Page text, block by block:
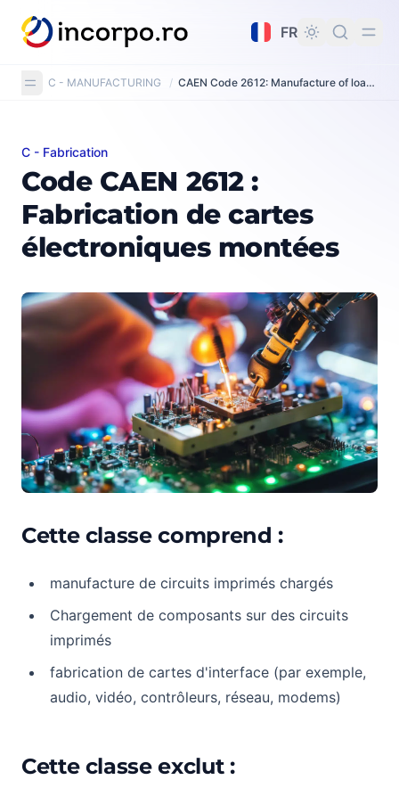
principal
FR
C - MANUFACTURING / CAEN Code 2612: Manufacture of loaded electronic boards
Code CAEN 2612 : Fabrication de cartes électroniques
C - Fabrication
Code CAEN 2612 :
Fabrication de cartes
électroniques montées
Cette classe comprend :
manufacture de circuits imprimés chargés
Chargement de composants sur des circuits
imprimés
fabrication de cartes d'interface (par exemple,
audio, vidéo, contrôleurs, réseau, modems)
Cette classe exclut :